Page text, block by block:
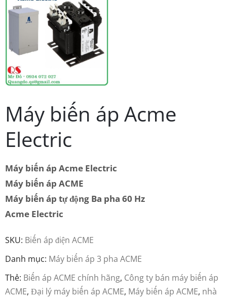
Máy biến áp Acme
Electric
Máy biến áp Acme Electric
Máy biến áp ACME
Máy biến áp tự động Ba pha 60 Hz
Acme Electric
SKU: Biến áp điện ACME
Danh mục: Máy biến áp 3 pha ACME
Thẻ: Biến áp ACME chính hãng, Công ty bán máy biến áp
ACME, Đại lý máy biến áp ACME, Máy biến áp ACME, nhà